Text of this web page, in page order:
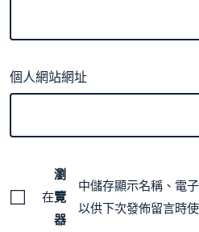
個人網站網址
在
瀏
覽
器
中儲存顯示名稱、電
以供下次發佈留言時使